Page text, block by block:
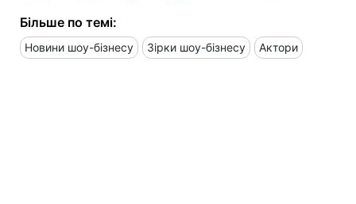
Більше по темі:
Новини шоу-бізнесу Зірки шоу-бізнесу Актори